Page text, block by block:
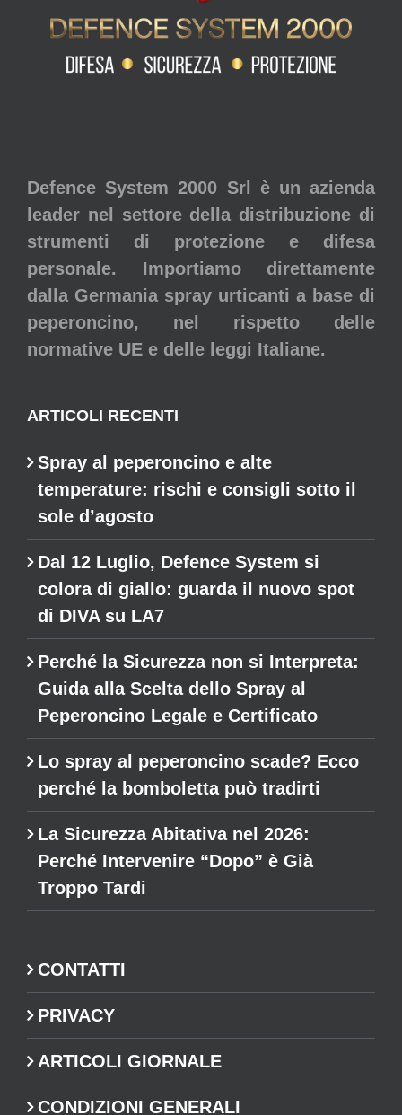
Defence System 2000 Srl è un azienda
leader nel settore della distribuzione di
strumenti di protezione e difesa
personale. Importiamo direttamente
dalla Germania spray urticanti a base di
peperoncino, nel rispetto delle
normative UE e delle leggi Italiane.
ARTICOLI RECENTI
Spray al peperoncino e alte
temperature: rischi e consigli sotto il
sole d’agosto
Dal 12 Luglio, Defence System si
colora di giallo: guarda il nuovo spot
di DIVA su LA7
Perché la Sicurezza non si Interpreta:
Guida alla Scelta dello Spray al
Peperoncino Legale e Certificato
Lo spray al peperoncino scade? Ecco
perché la bomboletta può tradirti
La Sicurezza Abitativa nel 2026:
Perché Intervenire “Dopo” è Già
Troppo Tardi
CONTATTI
PRIVACY
ARTICOLI GIORNALE
CONDIZIONI GENERALI